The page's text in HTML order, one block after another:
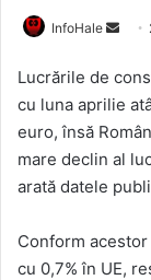
InfoHale
Send
email
Lucrările de
cu luna aprilie
euro, însă
mare declin al
arată datele
Conform
cu 0,7% în UE,